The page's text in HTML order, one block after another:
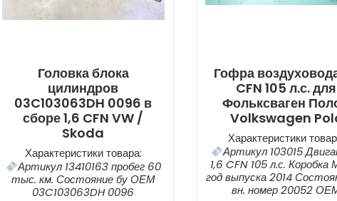
Головка блока
цилиндров
03C103063DH 0096 в
сборе 1,6 CFN VW /
Skoda
Характеристики товара:
Артикул 13410163 пробег 60
тыс. км. Состояние бу ОЕМ
03C103063DH 0096
Гофра
CFN 105 л.с. для
Фольксваген
Volkswagen
Характеристики
Артикул 103015
1,6 CFN 105 л.с.
год выпуска 2014
вн. номер 20052